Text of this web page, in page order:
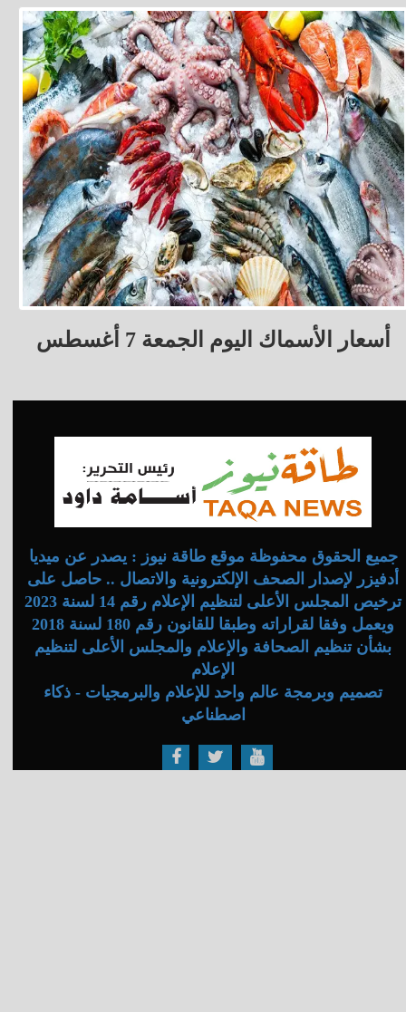
أسعار الأسماك اليوم الجمعة 7 أغسطس
جميع الحقوق محفوظة موقع طاقة نيوز : يصدر عن ميديا
أدفيزر لإصدار الصحف الإلكترونية والاتصال .. حاصل على
ترخيص المجلس الأعلى لتنظيم الإعلام رقم 14 لسنة 2023
ويعمل وفقا لقراراته وطبقا للقانون رقم 180 لسنة 2018
بشأن تنظيم الصحافة والإعلام والمجلس الأعلى لتنظيم
الإعلام
تصميم وبرمجة عالم واحد للإعلام والبرمجيات - ذكاء
اصطناعي